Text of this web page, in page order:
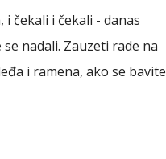
čekali i čekali - danas
nadali. Zauzeti rade na
i ramena, ako se bavite